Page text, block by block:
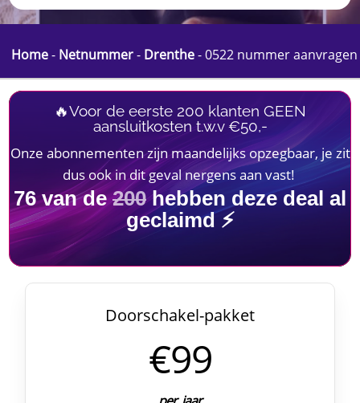
Home- Netnummer- Drenthe-0522 nummer aanvragen
🔥Voor de eerste 200 klanten GEEN
aansluitkosten t.w.v €50,-
Onze abonnementen zijn maandelijks opzegbaar, je zit
dus ook in dit geval nergens aan vast!
76van de200hebben deze deal al
geclaimd ⚡
Doorschakel-pakket
€99